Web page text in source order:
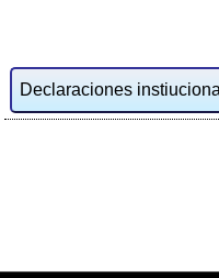
Declaraciones